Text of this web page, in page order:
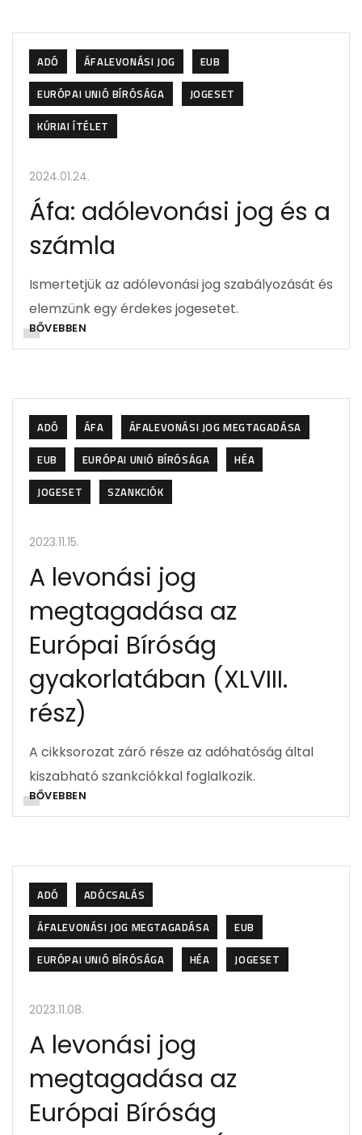
ADÓ ÁFALEVONÁSI JOG
EUB
EURÓPAI UNIÓ BÍRÓSÁGA
JOGESET
KÚRIAI ÍTÉLET
2024.01.24.
Áfa: adólevonási jog és a
számla
Ismertetjük az adólevonási jog szabályozását és
elemzünk egy érdekes jogesetet.
BŐVEBBEN
ADÓ ÁFA
ÁFALEVONÁSI JOG MEGTAGADÁSA
EUB
EURÓPAI UNIÓ BÍRÓSÁGA
HÉA
JOGESET
SZANKCIÓK
2023.11.15.
A levonási jog
megtagadása az
Európai Bíróság
gyakorlatában (XLVIII.
rész)
A cikksorozat záró része az adóhatóság által
kiszabható szankciókkal foglalkozik.
BŐVEBBEN
ADÓ
ADÓCSALÁS
ÁFALEVONÁSI JOG MEGTAGADÁSA
EUB
EURÓPAI UNIÓ BÍRÓSÁGA
HÉA JOGESET
2023.11.08.
A levonási jog
megtagadása az
Európai Bíróság